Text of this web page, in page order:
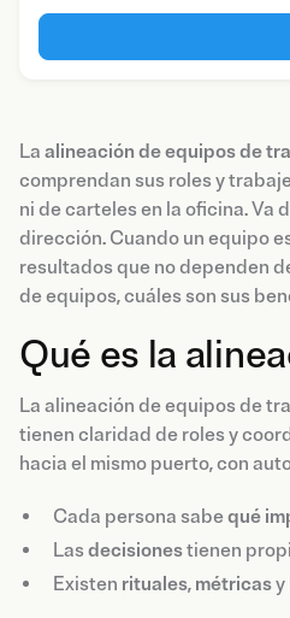
La alineación de equipos de
comprendan sus roles y
ni de carteles en la oficina. Va
dirección. Cuando un equipo
resultados que no dependen
de equipos, cuáles son sus
Qué es la
La alineación de equipos de
tienen claridad de roles y
hacia el mismo puerto, con
Cada persona sabequé
Las decisionestienen
Existen rituales, métricasy